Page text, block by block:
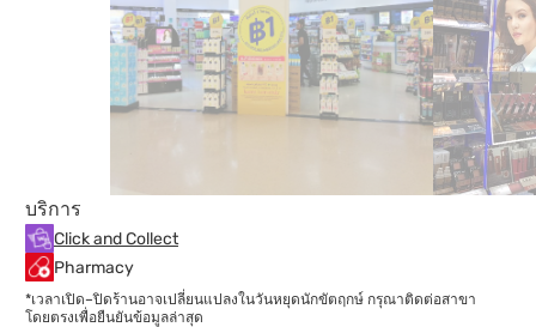
บริการ
Click and Collect
Pharmacy
*เวลาเปิด–ปิดร้านอาจเปลี่ยนแปลงในวันหยุดนักขัตฤกษ์ กรุณาติดต่อสาขา
โดยตรงเพื่อยืนยันข้อมูลล่าสุด